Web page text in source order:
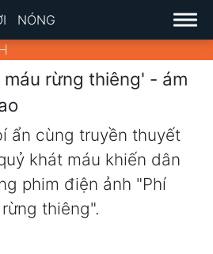
NÓNG
máu rừng thiêng' - ám
ẩn cùng truyền thuyết
khát máu khiến dân
phim điện ảnh "Phí
thiêng".